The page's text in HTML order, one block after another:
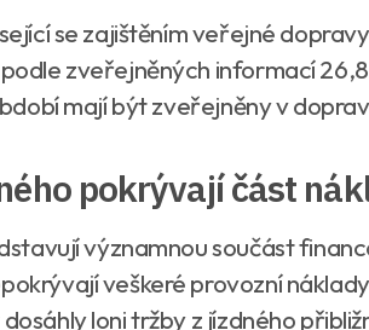
se zajištěním veřejné
zveřejněných informací
mají být zveřejněny v
pokrývají část
významnou součást
veškeré provozní
loni tržby z jízdného